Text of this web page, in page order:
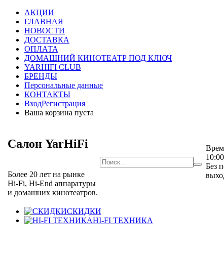
АКЦИИ
ГЛАВНАЯ
НОВОСТИ
ДОСТАВКА
ОПЛАТА
ДОМАШНИЙ КИНОТЕАТР ПОД КЛЮЧ
YARHIFI CLUB
БРЕНДЫ
Персональные данные
КОНТАКТЫ
ВходРегистрация
Ваша корзина пуста
Салон YarHiFi
Более 20 лет на рынке
Hi-Fi, Hi-End аппаратуры
и домашних кинотеатров.
Без
СКИДКИ
HI-FI ТЕХНИКА